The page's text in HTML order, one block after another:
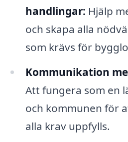
handlingar: Hjälp
och skapa alla
som krävs för
Kommunikation
Att fungera som en
och kommunen för
alla krav uppfylls.